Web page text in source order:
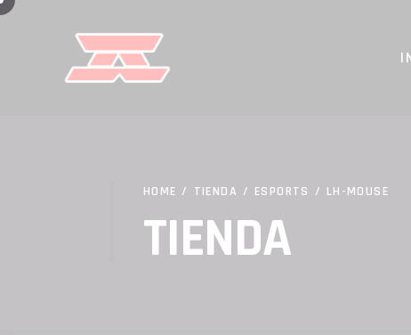
HOME/TIENDA/ESPORTS/LH-MOUSE
TIENDA